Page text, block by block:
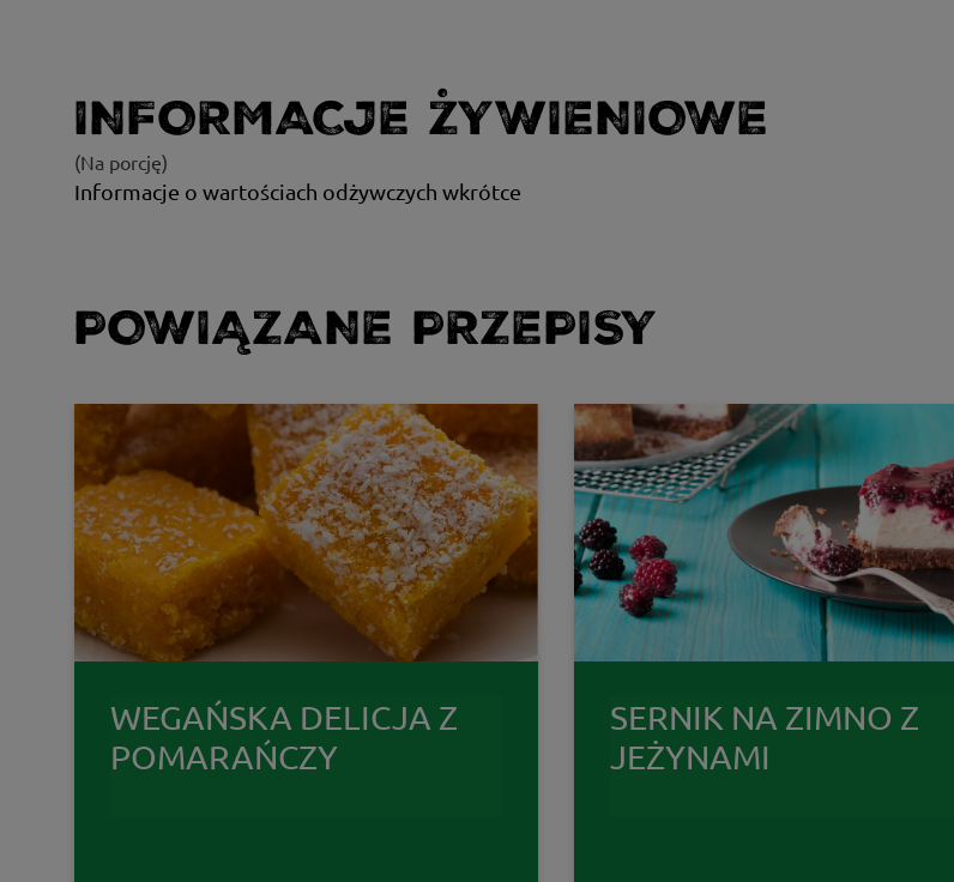
INFORMACJE ŻYWIENIOWE
(Na porcję)
Informacje o wartościach odżywczych wkrótce
POWIĄZANE PRZEPISY
WEGAŃSKA DELICJA Z
POMARAŃCZY
SERNIK NA ZIMNO Z
JEŻYNAMI